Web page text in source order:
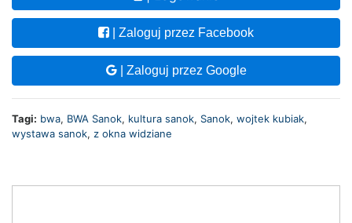
| Zaloguj przez Facebook
| Zaloguj przez Google
Tagi: bwa, BWA Sanok, kultura sanok, Sanok, wojtek kubiak,
wystawa sanok, z okna widziane